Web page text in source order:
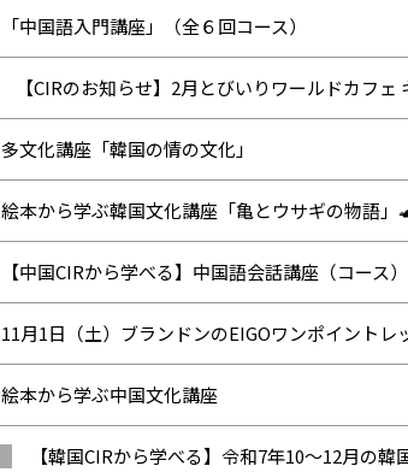
「中国語入門講座」（全６回コース）
【CIRのお知らせ】2月とびいりワールドカフェ
多文化講座「韓国の情の文化」
絵本から学ぶ韓国文化講座「亀とウサギの物語」
【中国CIRから学べる】中国語会話講座（コース）
11月1日（土）ブランドンのEIGOワンポイント
絵本から学ぶ中国文化講座
【韓国CIRから学べる】令和7年10～12月の韓